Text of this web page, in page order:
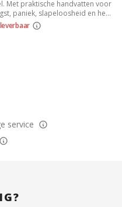
Met praktische handvatten voor
paniek, slapeloosheid en het
Positieve verandering, liefde
centraal, verrijkt met kleurrijke
service